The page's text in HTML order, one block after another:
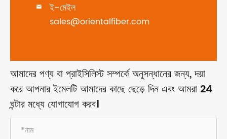
 ই-মেইল
sales@orientalfiber.com
আমাদের পণ্য বা প্রাইসিলিস্ট সম্পর্কে অনুসন্ধানের জন্য, দয়া
করে আপনার ইমেলটি আমাদের কাছে ছেড়ে দিন এবং আমরা 24
ঘন্টার মধ্যে যোগাযোগ করব।